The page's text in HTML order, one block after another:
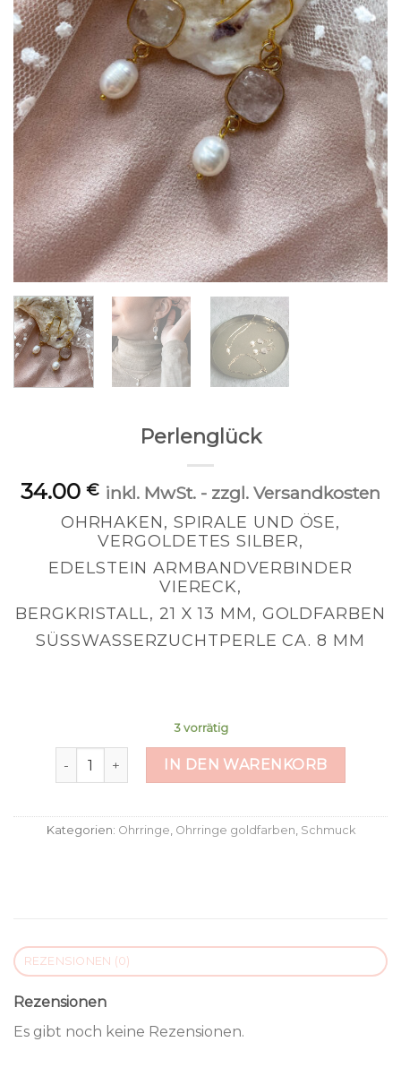
Perlenglück
34.00 € inkl. MwSt. - zzgl. Versandkosten
OHRHAKEN, SPIRALE UND ÖSE,
VERGOLDETES SILBER,
EDELSTEIN ARMBANDVERBINDER
VIERECK,
BERGKRISTALL, 21 X 13 MM, GOLDFARBEN
SÜSSWASSERZUCHTPERLE CA. 8 MM
3 vorrätig
Perlenglück MengeIN DEN WARENKORB
Kategorien: Ohrringe, Ohrringe goldfarben, Schmuck
REZENSIONEN (0)
Rezensionen
Es gibt noch keine Rezensionen.